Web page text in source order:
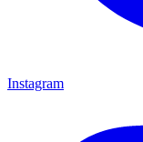
Instagram